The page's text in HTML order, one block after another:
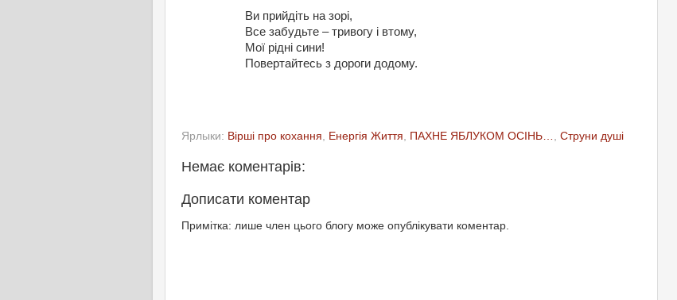
Ви прийдіть на зорі,
Все забудьте – тривогу і втому,
Мої рідні сини!
Повертайтесь з дороги додому.
Ярлыки: Вірші про кохання Енергія Життя ПАХНЕ ЯБЛУКОМ ОСІНЬ… Струни душі
Немає коментарів:
Дописати коментар
Примітка: лише член цього блогу може опублікувати коментар.